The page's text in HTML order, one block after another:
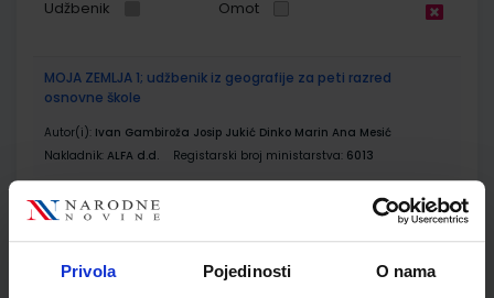
Privola Pojedinosti O nama
Udžbenik Omot
MOJA ZEMLJA 1; udžbenik iz geografije za peti razred
osnovne škole
Autor(i): Ivan Gambiroža Josip Jukić Dinko Marin Ana Mesić
Nakladnik: ALFA d.d. Registarski broj ministarstva: 6013
SKU:556165
ŠIFRA OMOTA:500167
Omot